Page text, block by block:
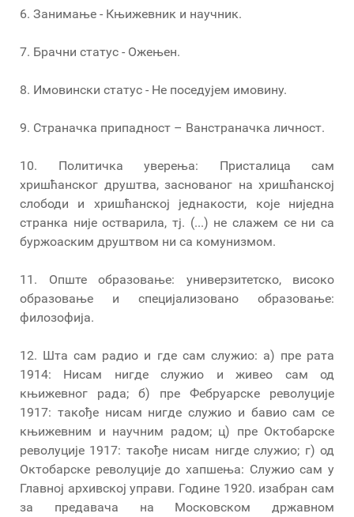
6. Занимање - Књижевник и научник.
7. Брачни статус - Ожењен.
8. Имовински статус - Не поседујем имовину.
9. Страначка припадност – Ванстраначка личност.
10. Политичка уверења: Присталица сам
хришћанског друштва, заснованог на хришћанској
слободи и хришћанској једнакости, које ниједна
странка није остварила, тј. (...) не слажем се ни са
буржоаским друштвом ни са комунизмом.
11. Опште образовање: универзитетско, високо
образовање и специјализовано образовање:
филозофија.
12. Шта сам радио и где сам служио: а) пре рата
1914: Нисам нигде служио и живео сам од
књижевног рада; б) пре Фебруарске револуције
1917: такође нисам нигде служио и бавио сам се
књижевним и научним радом; ц) пре Октобарске
револуције 1917: такође нисам нигде служио; г) од
Октобарске револуције до хапшења: Служио сам у
Главној архивској управи. Године 1920. изабран сам
за предавача на Московском државном